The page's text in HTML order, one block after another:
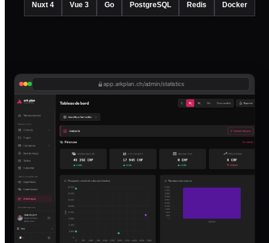
Nuxt 4 Vue 3 Go PostgreSQL Redis Docker
app.arkplan.ch/admin/statistics